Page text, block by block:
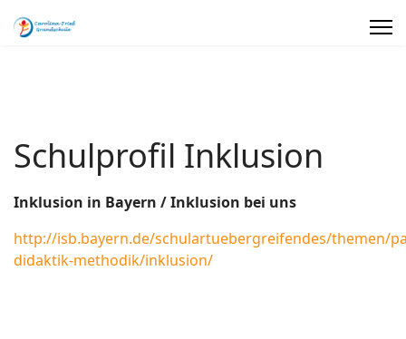
Schulprofil Inklusion
Inklusion in Bayern / Inklusion bei uns
http://isb.bayern.de/schulartuebergreifendes/themen/
didaktik-methodik/inklusion/